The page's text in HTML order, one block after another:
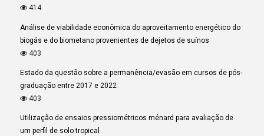
414
Análise de viabilidade econômica do aproveitamento energético do
biogás e do biometano provenientes de dejetos de suínos
403
Estado da questão sobre a permanência/evasão em cursos de pós-
graduação entre 2017 e 2022
403
Utilização de ensaios pressiométricos ménard para avaliação de
um perfil de solo tropical